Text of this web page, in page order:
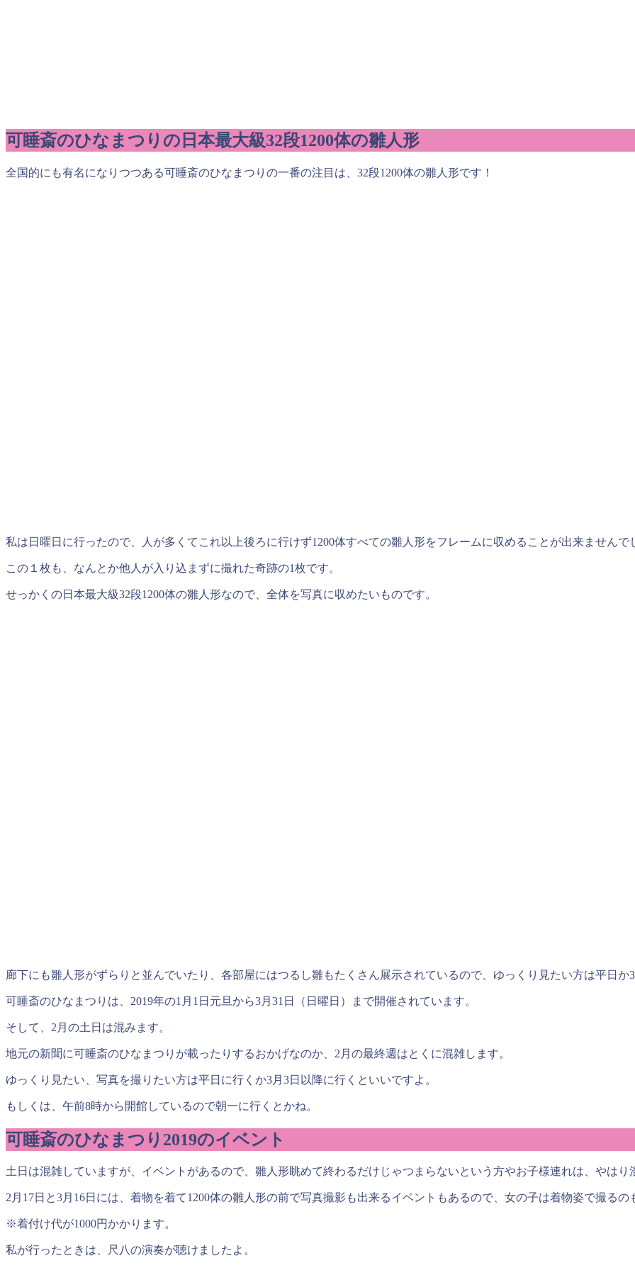
可睡斎のひなまつりの日本最大級32段1200体の雛人形
全国的にも有名になりつつある可睡斎のひなまつりの一番の注目は、32段1200体の雛人形です！
私は日曜日に行ったので、人が多くてこれ以上後ろに行けず1200体すべての雛人形をフレームに収めることが出来ませんで
この１枚も、なんとか他人が入り込まずに撮れた奇跡の1枚です。
せっかくの日本最大級32段1200体の雛人形なので、全体を写真に収めたいものです。
廊下にも雛人形がずらりと並んでいたり、各部屋にはつるし雛もたくさん展示されているので、ゆっくり見たい方は平日か
可睡斎のひなまつりは、2019年の1月1日元旦から3月31日（日曜日）まで開催されています。
そして、2月の土日は混みます。
地元の新聞に可睡斎のひなまつりが載ったりするおかげなのか、2月の最終週はとくに混雑します。
ゆっくり見たい、写真を撮りたい方は平日に行くか3月3日以降に行くといいですよ。
もしくは、午前8時から開館しているので朝一に行くとかね。
可睡斎のひなまつり2019のイベント
土日は混雑していますが、イベントがあるので、雛人形眺めて終わるだけじゃつまらないという方やお子様連れは、やは
2月17日と3月16日には、着物を着て1200体の雛人形の前で写真撮影も出来るイベントもあるので、女の子は着物姿で撮るの
※着付け代が1000円かかります。
私が行ったときは、尺八の演奏が聴けましたよ。